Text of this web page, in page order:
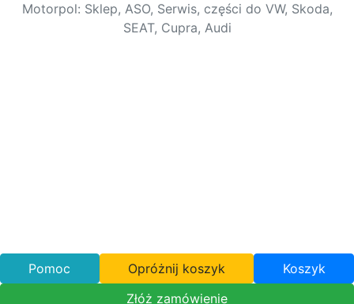
Motorpol: Sklep, ASO, Serwis, części do VW, Skoda,
SEAT, Cupra, Audi
Pomoc Opróżnij koszyk
Koszyk
Złóż zamówienie